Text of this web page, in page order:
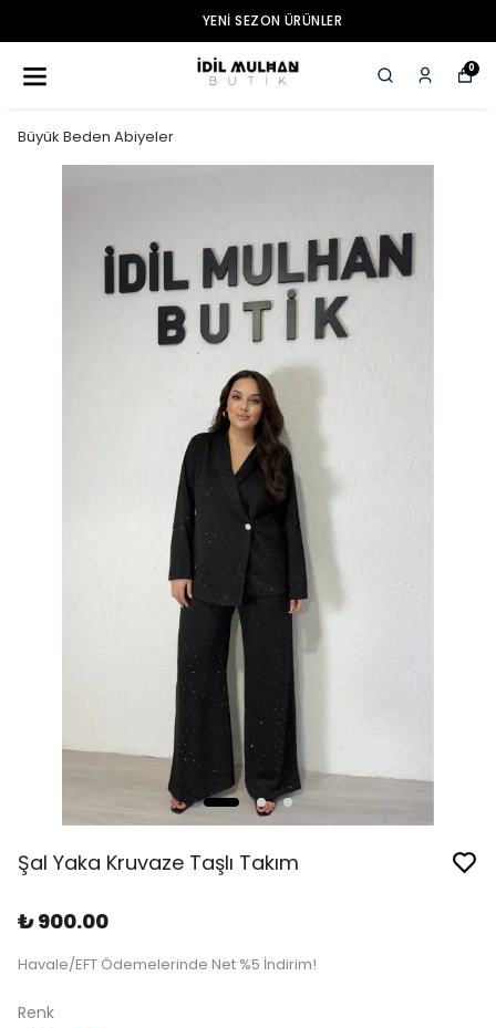
YENI SEZON ÜRÜNLER
0
Büyük Beden Abiyeler
Şal Yaka Kruvaze Taşlı Takım
₺ 900.00
Havale/EFT Ödemelerinde Net %5 İndirim!
Renk